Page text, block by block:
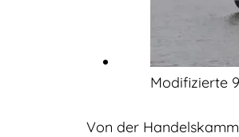
Modifizierte
Von der